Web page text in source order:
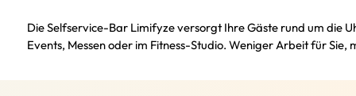
Die Selfservice-Bar Limifyze versorgt Ihre Gäste rund um die
Events, Messen oder im Fitness-Studio. Weniger Arbeit für Sie,